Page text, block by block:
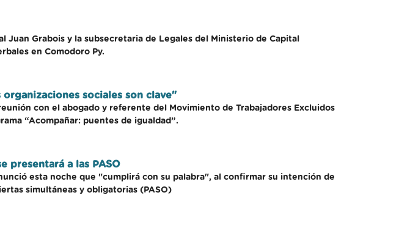
Grabois y la subsecretaria de Legales del Ministerio de Capital
en Comodoro Py.
sociales son clave"
con el abogado y referente del Movimiento de Trabajadores Excluidos
“Acompañar: puentes de igualdad”.
presentará a las PASO
esta noche que "cumplirá con su palabra", al confirmar su intención de
simultáneas y obligatorias (PASO)